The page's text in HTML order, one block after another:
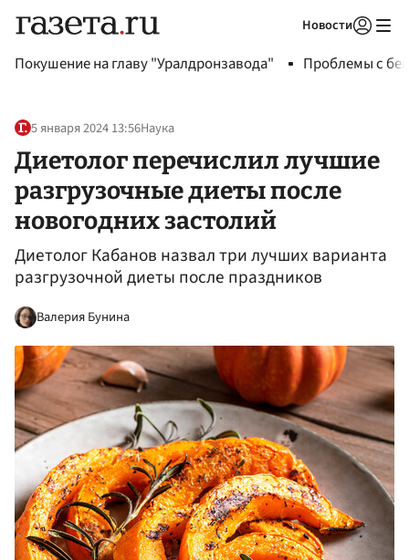
Новости
Покушение на главу "Уралдронзавода" Проблемы с
5 января 2024 13:56Наука
Диетолог перечислил лучшие
разгрузочные диеты после
новогодних застолий
Диетолог Кабанов назвал три лучших варианта
разгрузочной диеты после праздников
Валерия Бунина